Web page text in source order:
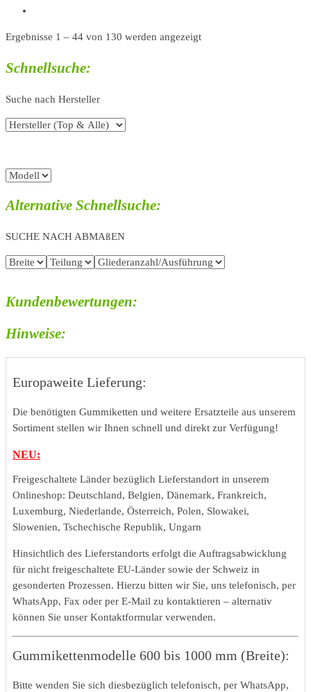
Ergebnisse 1 – 44 von 130 werden angezeigt
Schnellsuche:
Suche nach Hersteller
Alternative Schnellsuche:
SUCHE NACH ABMAßEN
Kundenbewertungen:
Hinweise:
Europaweite Lieferung:
Die benötigten Gummiketten und weitere Ersatzteile aus unserem
Sortiment stellen wir Ihnen schnell und direkt zur Verfügung!
NEU:
Freigeschaltete Länder bezüglich Lieferstandort in unserem
Onlineshop: Deutschland, Belgien, Dänemark, Frankreich,
Luxemburg, Niederlande, Österreich, Polen, Slowakei,
Slowenien, Tschechische Republik, Ungarn
Hinsichtlich des Lieferstandorts erfolgt die Auftragsabwicklung
für nicht freigeschaltete EU-Länder sowie der Schweiz in
gesonderten Prozessen. Hierzu bitten wir Sie, uns telefonisch, per
WhatsApp, Fax oder per E-Mail zu kontaktieren – alternativ
können Sie unser Kontaktformular verwenden.
Gummikettenmodelle 600 bis 1000 mm (Breite):
Bitte wenden Sie sich diesbezüglich telefonisch, per WhatsApp,